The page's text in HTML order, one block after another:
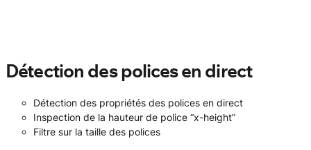
Détection des polices en direct
Détection des propriétés des polices en direct
Inspection de la hauteur de police “x-height”
Filtre sur la taille des polices